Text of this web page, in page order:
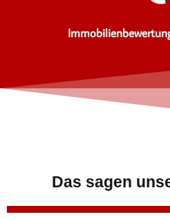
Das sagen